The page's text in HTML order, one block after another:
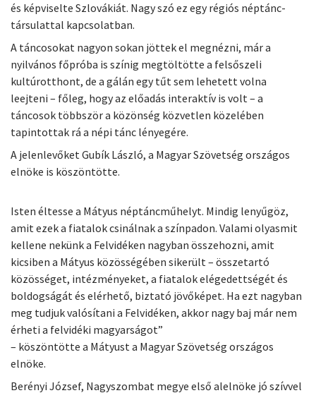
és képviselte Szlovákiát. Nagy szó ez egy régiós néptánc-
társulattal kapcsolatban.
A táncosokat nagyon sokan jöttek el megnézni, már a
nyilvános főpróba is színig megtöltötte a felsőszeli
kultúrotthont, de a gálán egy tűt sem lehetett volna
leejteni – főleg, hogy az előadás interaktív is volt – a
táncosok többször a közönség közvetlen közelében
tapintottak rá a népi tánc lényegére.
A jelenlevőket Gubík László, a Magyar Szövetség országos
elnöke is köszöntötte.
Isten éltesse a Mátyus néptáncműhelyt. Mindig lenyűgöz,
amit ezek a fiatalok csinálnak a színpadon. Valami olyasmit
kellene nekünk a Felvidéken nagyban összehozni, amit
kicsiben a Mátyus közösségében sikerült – összetartó
közösséget, intézményeket, a fiatalok elégedettségét és
boldogságát és elérhető, biztató jövőképet. Ha ezt nagyban
meg tudjuk valósítani a Felvidéken, akkor nagy baj már nem
érheti a felvidéki magyarságot”
– köszöntötte a Mátyust a Magyar Szövetség országos
elnöke.
Berényi József, Nagyszombat megye első alelnöke jó szívvel